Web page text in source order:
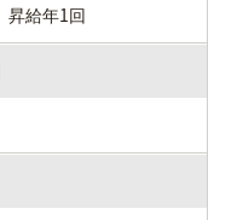
昇給年1回